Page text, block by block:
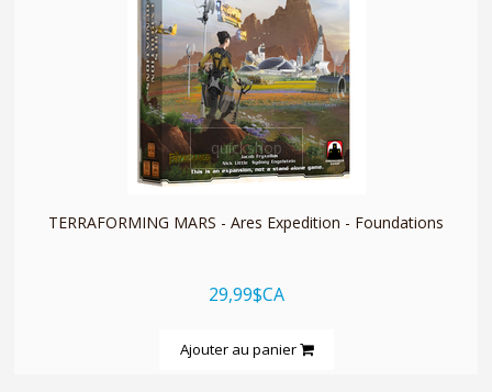
quickshop
TERRAFORMING MARS - Ares Expedition - Foundations
29,99$CA
Ajouter au panier